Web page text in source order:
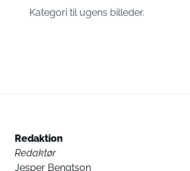
Kategori til ugens billeder.
Redaktion
Redaktør
Jesper Bengtson